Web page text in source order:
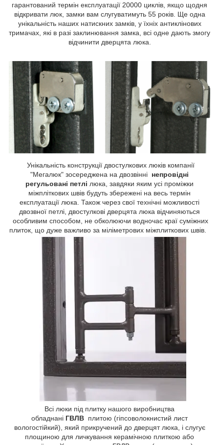
гарантований термін експлуатації 20000 циклів, якщо щодня
відкривати люк, замки вам слугуватимуть 55 років. Ще одна
унікальність наших натискних замків, у їхніх антиклінових
тримачах, які в разі заклинювання замка, всі одне дають змогу
відчинити дверцята люка.
Унікальність конструкції двостулкових люків компанії
"Мегалюк" зосереджена на двозвінні непровідні
регульовані петлі люка, завдяки яким усі проміжки
міжпліткових швів будуть збережені на весь термін
експлуатації люка. Також через свої технічні можливості
двозвної петлі, двостулкові дверцята люка відчиняються
особливим способом, не обколюючи водночас краї суміжних
плиток, що дуже важливо за міліметрових міжплиткових швів.
Всі люки під плитку нашого виробництва
обладнані ГВЛВ плитою (гіпсоволокнистий лист
вологостійкий), який прикручений до дверцят люка, і слугує
площиною для личкування керамічною плиткою або